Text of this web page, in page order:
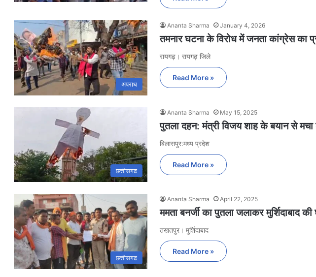
अपराध
Ananta Sharma January 4, 2026
तमनार घटना के विरोध में जनता कांग्रेस का
रायगढ़। रायगढ़ जिले
Read More »
छत्तीसगढ
Ananta Sharma May 15, 2025
पुतला दहन: मंत्री विजय शाह के बयान से मचा
बिलासपुर:मध्य प्रदेश
Read More »
छत्तीसगढ
Ananta Sharma April 22, 2025
ममता बनर्जी का पुतला जलाकर मुर्शिदाबाद
तखतपुर। मुर्शिदाबाद
Read More »